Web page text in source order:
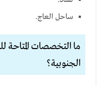
ساحل العاج.
ما التخصصات المتاحة
الجنوبية؟